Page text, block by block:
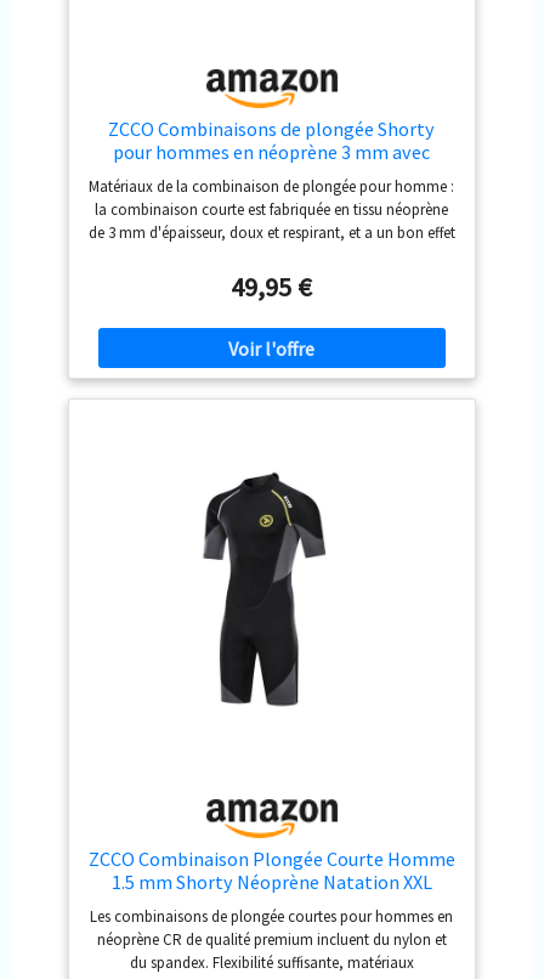
ZCCO Combinaisons de plongée Shorty
pour hommes en néoprène 3 mm avec
fermeture éclair avant pour la plongée, la
natation, le surf et la plongée avec tuba
Matériaux de la combinaison de plongée pour homme :
la combinaison courte est fabriquée en tissu néoprène
de 3 mm d'épaisseur, doux et respirant, et a un bon effet
protection et de confort lors de la plongée. Fermeture
éclair sur le devant : les combinaisons de plongée
courtes pour homme et femme ont une fermeture éclair
sur le devant pour un enfilage et un ajustement faciles,
vous pouvez rapidement mettre ou enlever la
combinaison de plongée, ce qui est très pratique.
avec tuba, la plongée, le canoë et le kayak. Méthode de
lavage des combinaisons de plongée : rincer à l'eau
claire ou laver à la main, ne pas utiliser de machine à
laver ou de sèche-linge, afin de ne pas endommager le
matériau et la qualité de la combinaison de plongée.
Plusieurs tailles : cette combinaison est disponible en
plusieurs tailles, adaptée pour les amateurs de plongée
de différentes formes.
49,95 €
ZCCO Combinaison Plongée Courte Homme
1.5 mm Shorty Néoprène Natation XXL
Les combinaisons de plongée courtes pour hommes en
néoprène CR de qualité premium incluent du nylon et
du spandex. Flexibilité suffisante, matériaux